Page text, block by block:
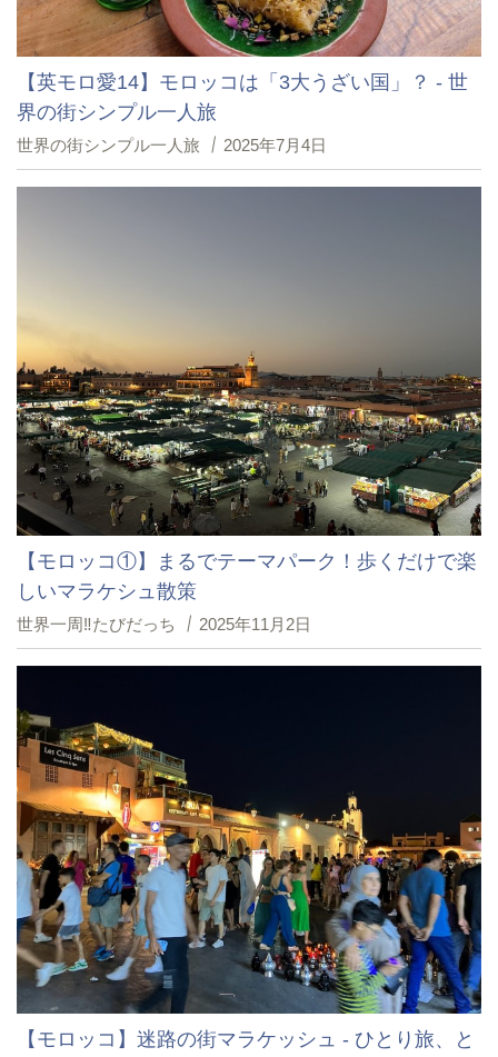
【英モロ愛14】モロッコは「3大うざい国」？ - 世
界の街シンプル一人旅
世界の街シンプル一人旅 2025年7月4日
【モロッコ①】まるでテーマパーク！歩くだけで楽
しいマラケシュ散策
世界一周‼たびだっち 2025年11月2日
【モロッコ】迷路の街マラケッシュ - ひとり旅、と